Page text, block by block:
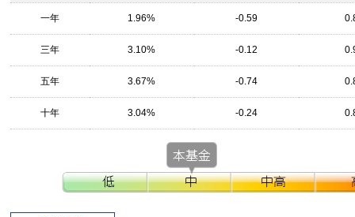
一年 1.96% -0.59
三年 3.10% -0.12
五年 3.67% -0.74
十年 3.04% -0.24